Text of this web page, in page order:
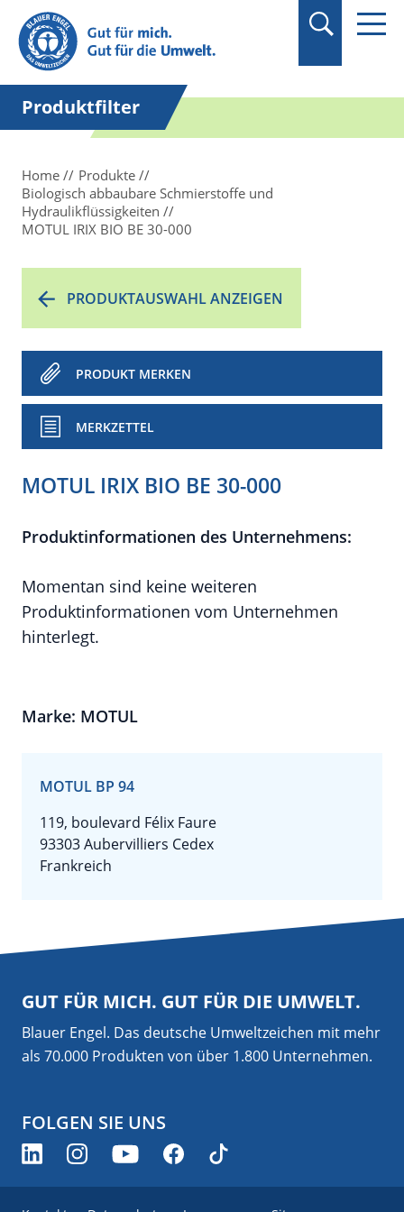
Suchbegriff in
Anführungszeichen
setzen.
Produktfilter
Home
Produkte
Biologisch abbaubare Schmierstoffe und
Hydraulikflüssigkeiten
MOTUL IRIX BIO BE 30-000
PRODUKTAUSWAHL ANZEIGEN
PRODUKT MERKEN
MERKZETTEL
MOTUL IRIX BIO BE 30-000
Produktinformationen des Unternehmens:
Momentan sind keine weiteren
Produktinformationen vom Unternehmen
hinterlegt.
Marke: MOTUL
MOTUL BP 94
119, boulevard Félix Faure
93303 Aubervilliers Cedex
Frankreich
GUT FÜR MICH. GUT FÜR DIE UMWELT.
Blauer Engel. Das deutsche Umweltzeichen mit mehr
als 70.000 Produkten von über 1.800 Unternehmen.
FOLGEN SIE UNS